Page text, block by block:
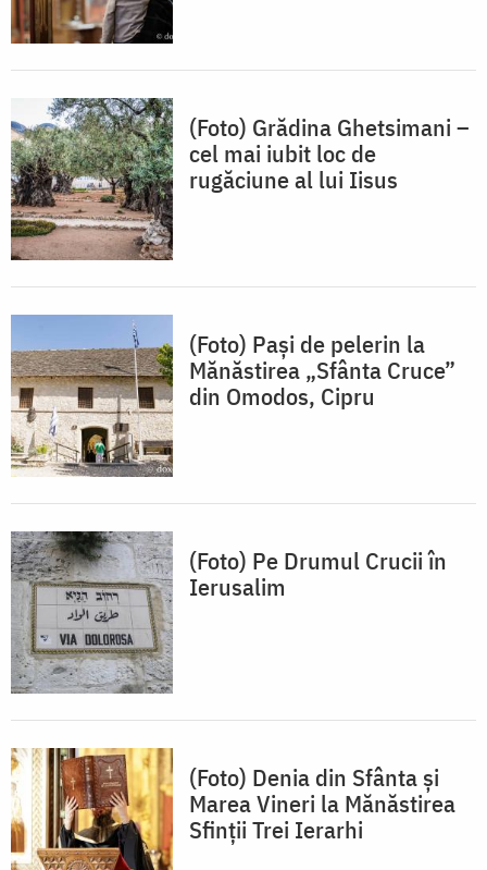
(Foto) Grădina Ghetsimani –
cel mai iubit loc de
rugăciune al lui Iisus
(Foto) Pași de pelerin la
Mănăstirea „Sfânta Cruce”
din Omodos, Cipru
(Foto) Pe Drumul Crucii în
Ierusalim
(Foto) Denia din Sfânta și
Marea Vineri la Mănăstirea
Sfinții Trei Ierarhi